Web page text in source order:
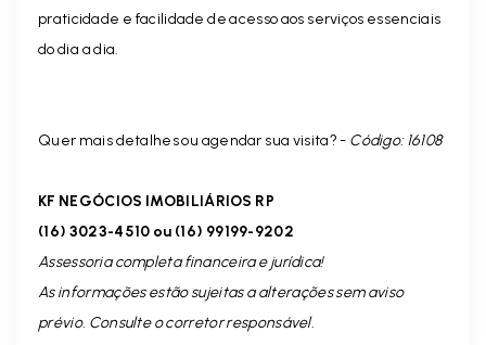
praticidade e facilidade de acesso aos serviços essenciais
do dia a dia.
Quer mais detalhes ou agendar sua visita? - Código: 16108
KF NEGÓCIOS IMOBILIÁRIOS RP
(16) 3023-4510 ou (16) 99199-9202
Assessoria completa financeira e jurídica!
As informações estão sujeitas a alterações sem aviso
prévio. Consulte o corretor responsável.